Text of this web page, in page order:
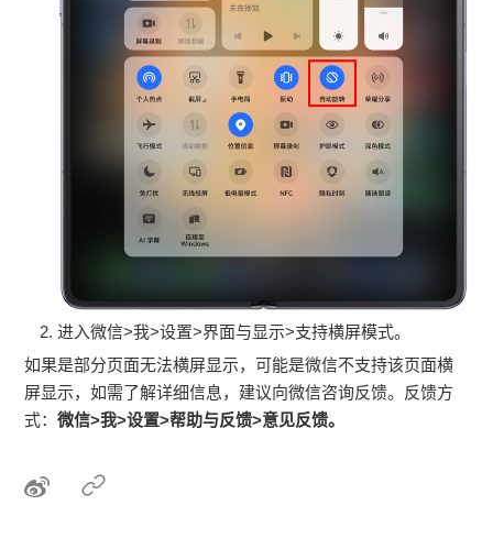
进入微信>我>设置>界面与显示>支持横屏模式。
如果是部分页面无法横屏显示，可能是微信不支持该页面横
屏显示，如需了解详细信息，建议向微信咨询反馈。反馈方
式：微信>我>设置>帮助与反馈>意见反馈。